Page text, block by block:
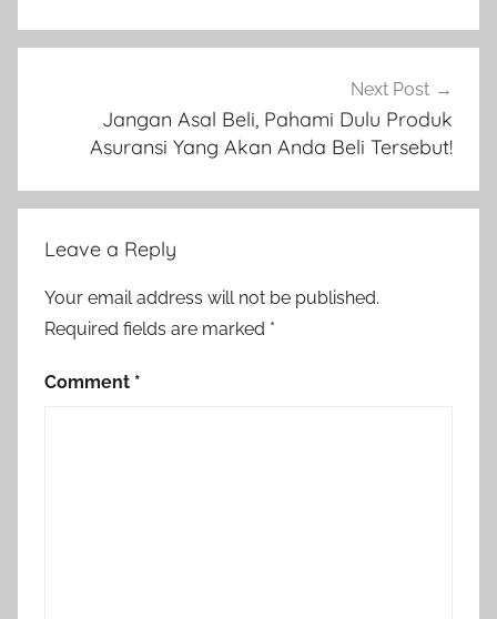
Next Post
Jangan Asal Beli, Pahami Dulu Produk
Asuransi Yang Akan Anda Beli Tersebut!
Leave a Reply
Your email address will not be published.
Required fields are marked *
Comment *